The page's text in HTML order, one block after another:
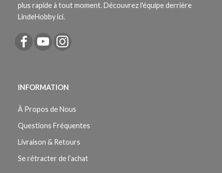
plus rapide à tout moment. Découvrez l'équipe derrière
LindeHobby ici.
INFORMATION
À Propos de Nous
Questions Fréquentes
Livraison & Retours
Se rétracter de l’achat